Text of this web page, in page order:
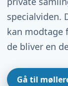
specialviden.
kan modtage
de bliver en
Gå til